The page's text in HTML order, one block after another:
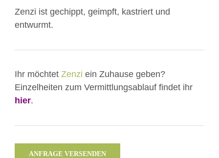
Zenzi ist gechippt, geimpft, kastriert und
entwurmt.
Ihr möchtet Zenzi ein Zuhause geben?
Einzelheiten zum Vermittlungsablauf findet ihr
hier.
ANFRAGE VERSENDEN